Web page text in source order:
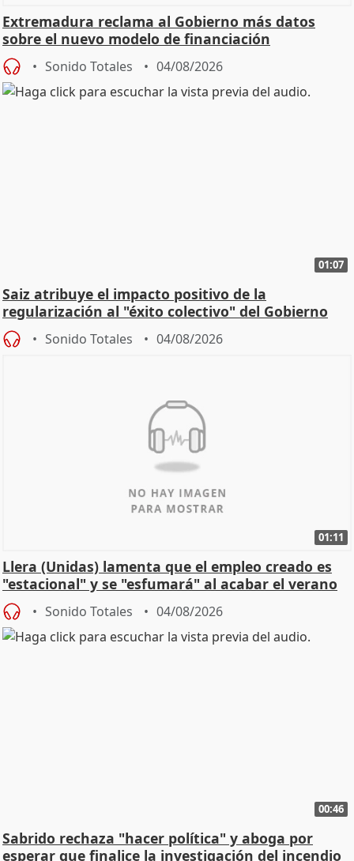
Extremadura reclama al Gobierno más datos
sobre el nuevo modelo de financiación
Sonido Totales 04/08/2026
01:07
Saiz atribuye el impacto positivo de la
regularización al "éxito colectivo" del Gobierno
Sonido Totales 04/08/2026
01:11
Llera (Unidas) lamenta que el empleo creado es
"estacional" y se "esfumará" al acabar el verano
Sonido Totales 04/08/2026
00:46
Sabrido rechaza "hacer política" y aboga por
esperar que finalice la investigación del incendio